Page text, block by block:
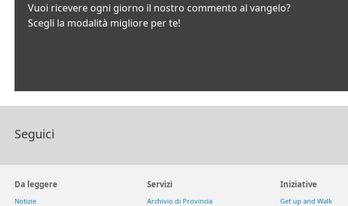
Vuoi ricevere ogni giorno il nostro commento al vangelo?
Scegli la modalità migliore per te!
Seguici
Da leggere
Notizie
Servizi
Archivio di Provincia
Iniziative
Get up and Walk